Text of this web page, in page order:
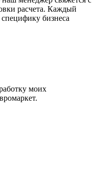
расчета. Каждый
бизнеса
моих